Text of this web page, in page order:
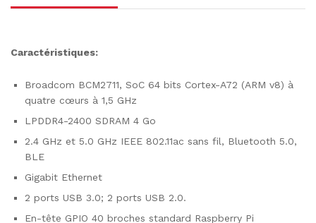
Caractéristiques:
Broadcom BCM2711, SoC 64 bits Cortex-A72 (ARM v8) à
quatre cœurs à 1,5 GHz
LPDDR4-2400 SDRAM 4 Go
2.4 GHz et 5.0 GHz IEEE 802.11ac sans fil, Bluetooth 5.0,
BLE
Gigabit Ethernet
2 ports USB 3.0; 2 ports USB 2.0.
En-tête GPIO 40 broches standard Raspberry Pi